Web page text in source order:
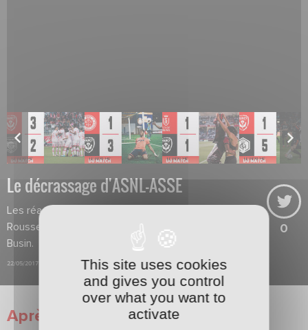
Le décrassage d'ASNL-ASSE
Les réactions du président
Rousselot, de Cuffaut, Diagne et
Busin.
22/05/2017
0
Après match
This site uses cookies
and gives you control
over what you want to
activate